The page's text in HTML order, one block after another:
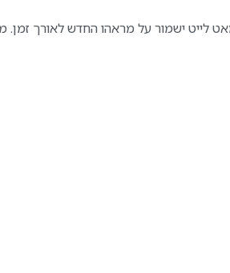
לייט ישמור על מראהו החדש לאורך זמן.